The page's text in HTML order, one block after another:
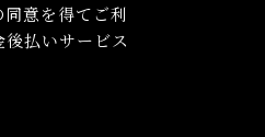
意を得てご利
払いサービス